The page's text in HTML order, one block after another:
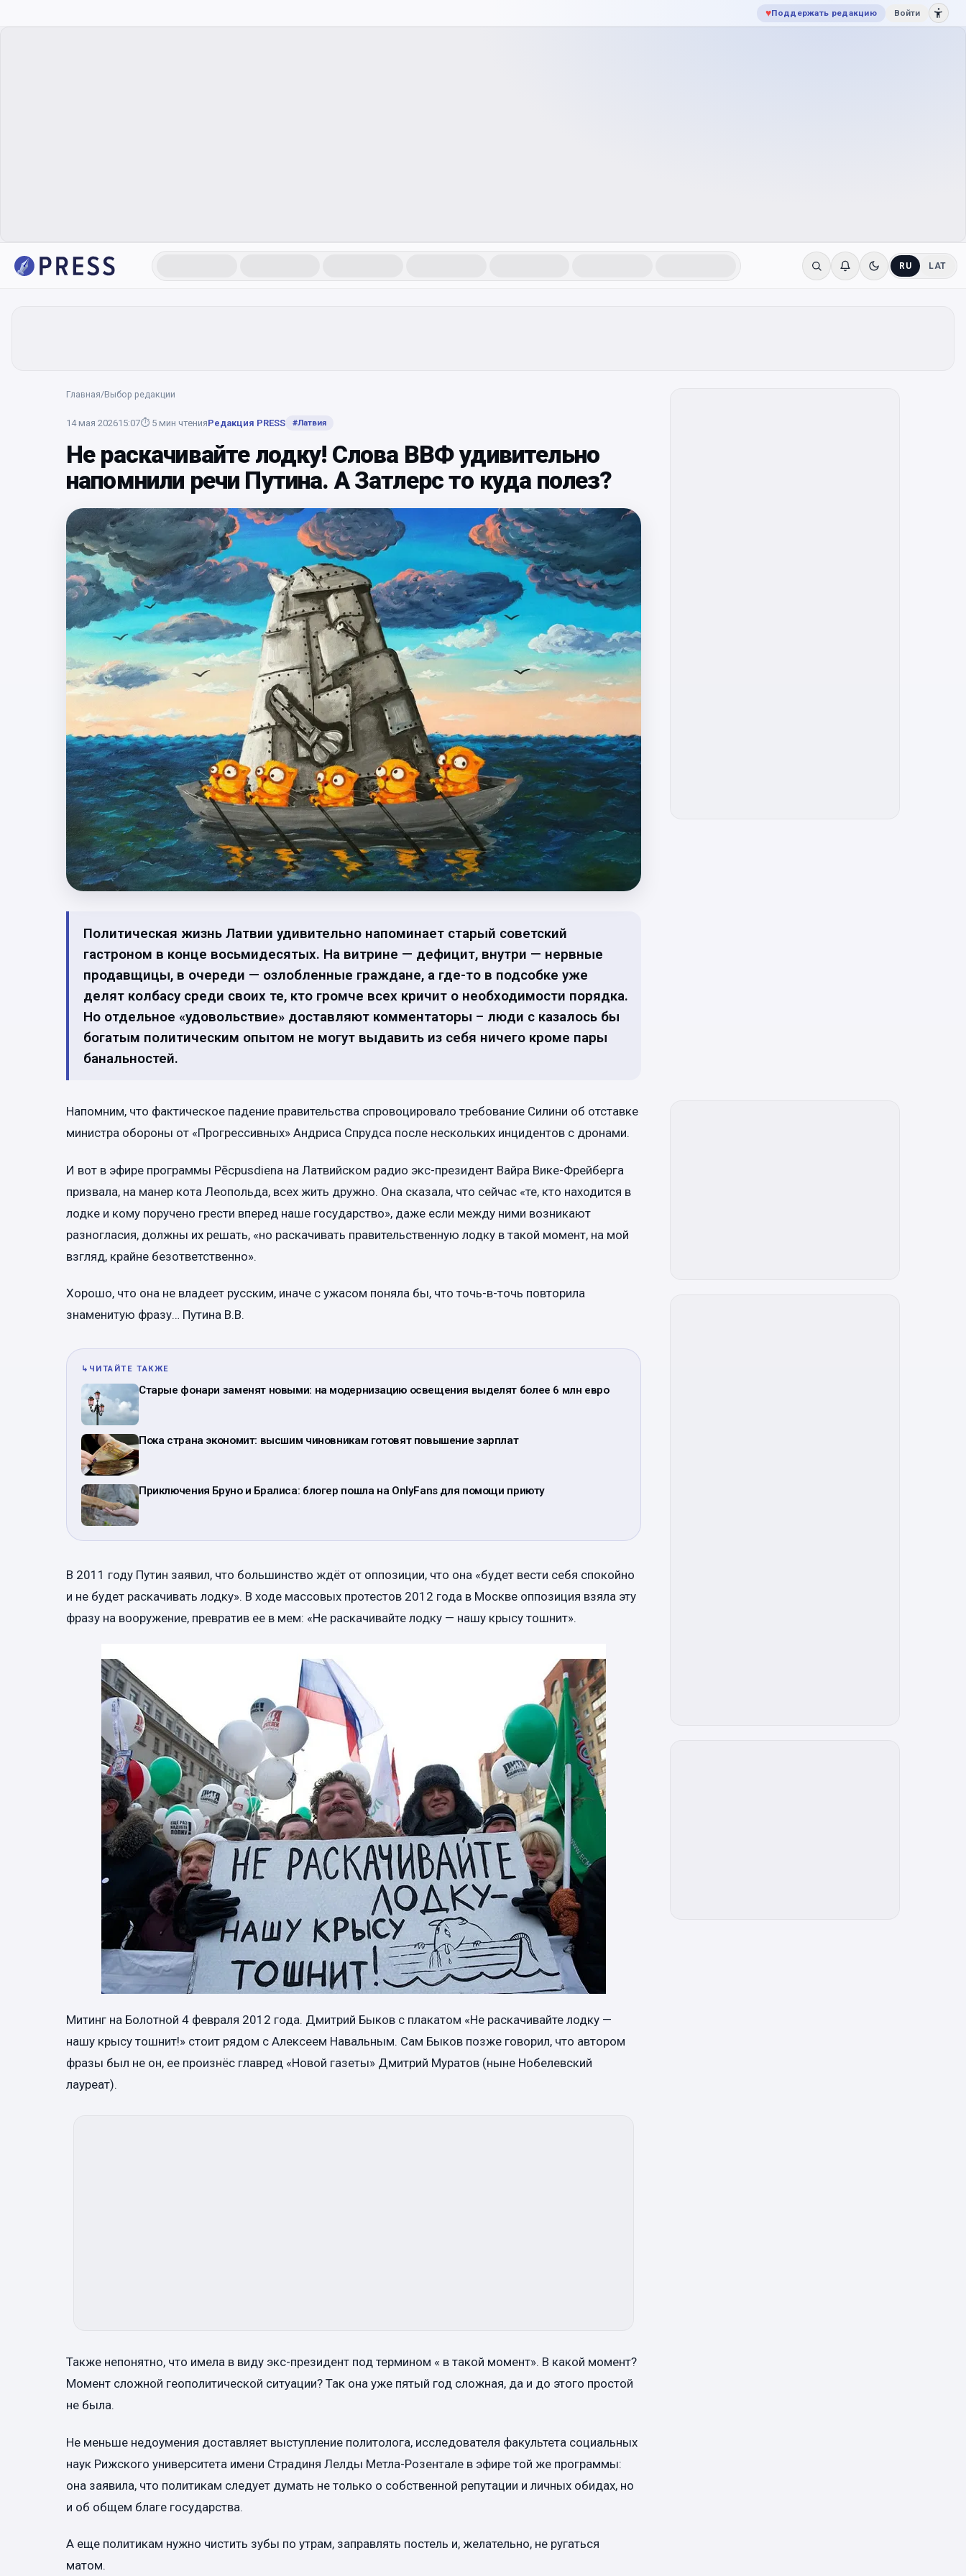
♥Поддержать редакцию Войти
RU LAT
Главная/Выбор редакции
14 мая 202615:07⏱ 5 мин чтенияРедакция PRESS #Латвия
Не раскачивайте лодку! Слова ВВФ удивительно
напомнили речи Путина. А Затлерс то куда полез?
Политическая жизнь Латвии удивительно напоминает старый советский
гастроном в конце восьмидесятых. На витрине — дефицит, внутри — нервные
продавщицы, в очереди — озлобленные граждане, а где-то в подсобке уже
делят колбасу среди своих те, кто громче всех кричит о необходимости порядка.
Но отдельное «удовольствие» доставляют комментаторы – люди с казалось бы
богатым политическим опытом не могут выдавить из себя ничего кроме пары
банальностей.
Напомним, что фактическое падение правительства спровоцировало требование Силини об отставке
министра обороны от «Прогрессивных» Андриса Спрудса после нескольких инцидентов с дронами.
И вот в эфире программы Pēcpusdiena на Латвийском радио экс-президент Вайра Вике-Фрейберга
призвала, на манер кота Леопольда, всех жить дружно. Она сказала, что сейчас «те, кто находится в
лодке и кому поручено грести вперед наше государство», даже если между ними возникают
разногласия, должны их решать, «но раскачивать правительственную лодку в такой момент, на мой
взгляд, крайне безответственно».
Хорошо, что она не владеет русским, иначе с ужасом поняла бы, что точь-в-точь повторила
знаменитую фразу… Путина В.В.
↳ ЧИТАЙТЕ ТАКЖЕ
Старые фонари заменят новыми: на модернизацию освещения выделят более 6 млн евро
Пока страна экономит: высшим чиновникам готовят повышение зарплат
Приключения Бруно и Бралиса: блогер пошла на OnlyFans для помощи приюту
В 2011 году Путин заявил, что большинство ждёт от оппозиции, что она «будет вести себя спокойно
и не будет раскачивать лодку». В ходе массовых протестов 2012 года в Москве оппозиция взяла эту
фразу на вооружение, превратив ее в мем: «Не раскачивайте лодку — нашу крысу тошнит».
Митинг на Болотной 4 февраля 2012 года. Дмитрий Быков с плакатом «Не раскачивайте лодку —
нашу крысу тошнит!» стоит рядом с Алексеем Навальным. Сам Быков позже говорил, что автором
фразы был не он, ее произнёс главред «Новой газеты» Дмитрий Муратов (ныне Нобелевский
лауреат).
Также непонятно, что имела в виду экс-президент под термином « в такой момент». В какой момент?
Момент сложной геополитической ситуации? Так она уже пятый год сложная, да и до этого простой
не была.
Не меньше недоумения доставляет выступление политолога, исследователя факультета социальных
наук Рижского университета имени Страдиня Лелды Метла-Розентале в эфире той же программы:
она заявила, что политикам следует думать не только о собственной репутации и личных обидах, но
и об общем благе государства.
А еще политикам нужно чистить зубы по утрам, заправлять постель и, желательно, не ругаться
матом.